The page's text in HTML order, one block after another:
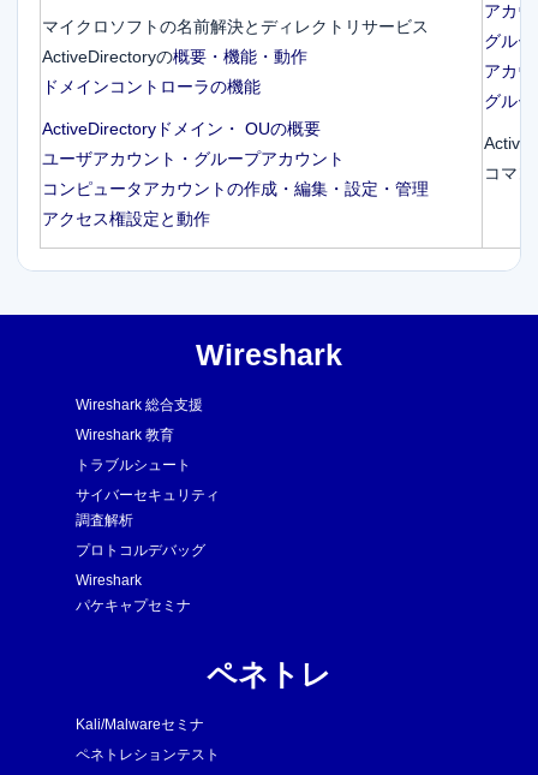
マイクロソフトの名前解決とディレクトリサービス
ActiveDirectoryの概要・機能・動作
ドメインコントローラの機能
ActiveDirectoryドメイン・ OUの概要
ユーザアカウント・グループアカウント
コンピュータアカウントの作成・編集・設定・管理
アクセス権設定と動作
アカ
グル
アカ
グル
コマ
Wireshark
Wireshark 総合支援
Wireshark 教育
トラブルシュート
サイバーセキュリティ
調査解析
プロトコルデバッグ
Wireshark
パケキャプセミナ
ペネトレ
Kali/Malwareセミナ
ペネトレションテスト